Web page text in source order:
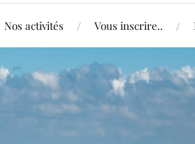
Nos activités Vous inscrire..